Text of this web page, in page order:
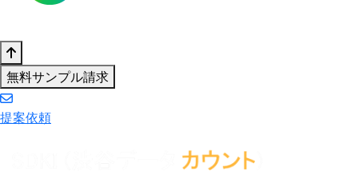
無料サンプル請求
提案依頼